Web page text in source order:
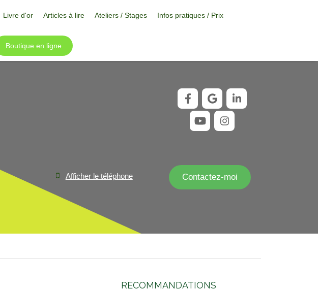
Livre d'or Articles à lire Ateliers / Stages Infos pratiques / Prix
Boutique en ligne
Contactez-moi
Afficher le téléphone
RECOMMANDATIONS